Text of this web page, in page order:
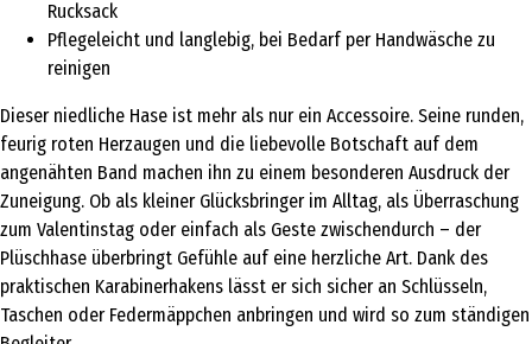
Rucksack
Pflegeleicht und langlebig, bei Bedarf per Handwäsche zu
reinigen
Dieser niedliche Hase ist mehr als nur ein Accessoire. Seine runden,
feurig roten Herzaugen und die liebevolle Botschaft auf dem
angenähten Band machen ihn zu einem besonderen Ausdruck der
Zuneigung. Ob als kleiner Glücksbringer im Alltag, als Überraschung
zum Valentinstag oder einfach als Geste zwischendurch – der
Plüschhase überbringt Gefühle auf eine herzliche Art. Dank des
praktischen Karabinerhakens lässt er sich sicher an Schlüsseln,
Taschen oder Federmäppchen anbringen und wird so zum ständigen